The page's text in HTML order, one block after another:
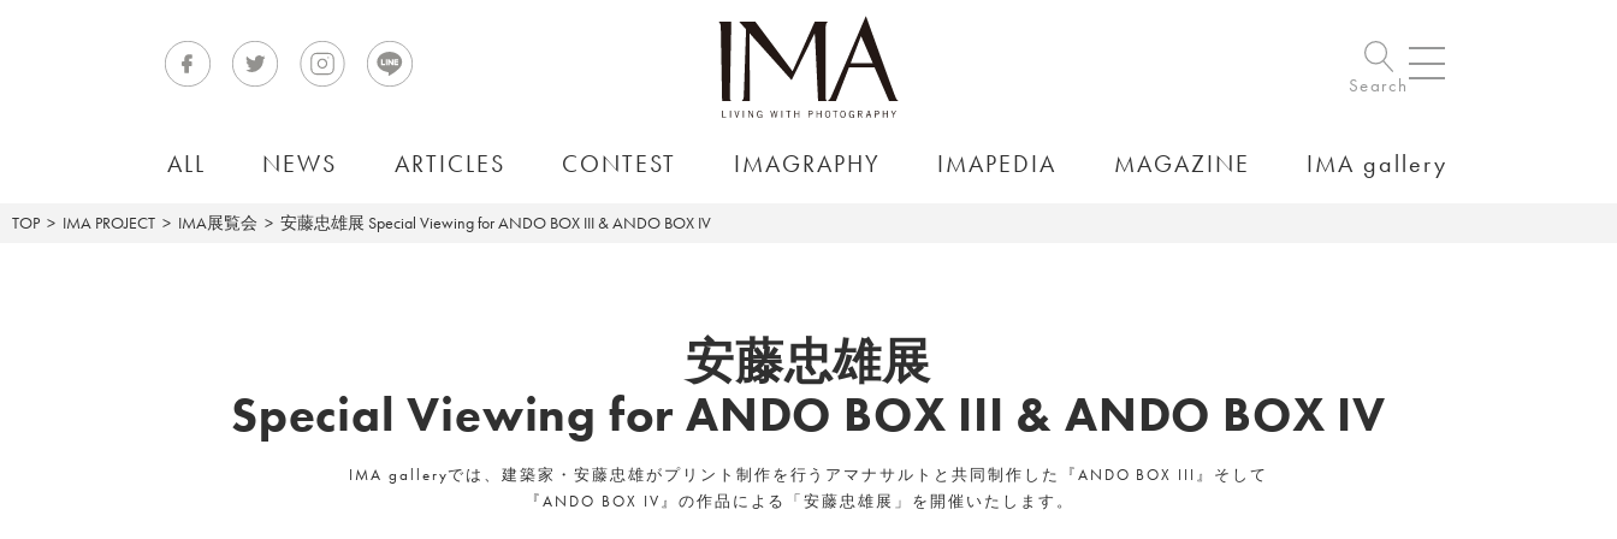
Search
ALL NEWS ARTICLES CONTEST IMAGRAPHY IMAPEDIA MAGAZINE IMA gallery
TOP IMA PROJECT IMA展覧会 安藤忠雄展 Special Viewing for ANDO BOX III & ANDO BOX IV
安藤忠雄展
Special Viewing for ANDO BOX III & ANDO BOX IV
IMA galleryでは、建築家・安藤忠雄がプリント制作を行うアマナサルトと共同制作した『ANDO BOX III』そして
『ANDO BOX IV』の作品による「安藤忠雄展」を開催いたします。